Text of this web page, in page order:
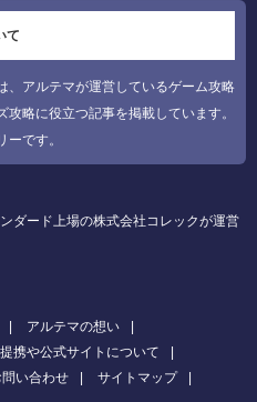
て
、アルテマが運営しているゲーム攻略
略に役立つ記事を掲載しています。
です。
ダード上場の株式会社コレックが運営
アルテマの想い
携や公式サイトについて
問い合わせ
サイトマップ